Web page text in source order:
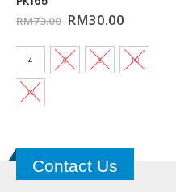
RM73.00 Original
was:
RM73.00.
RM35.00Current
is:
RM35.00.
4 6 8 10
12
Contact Us